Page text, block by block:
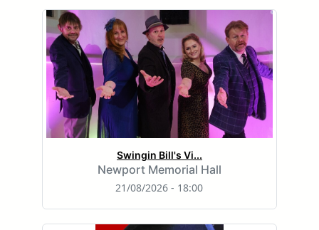
Swingin Bill's Vi...
Newport Memorial Hall
21/08/2026 - 18:00